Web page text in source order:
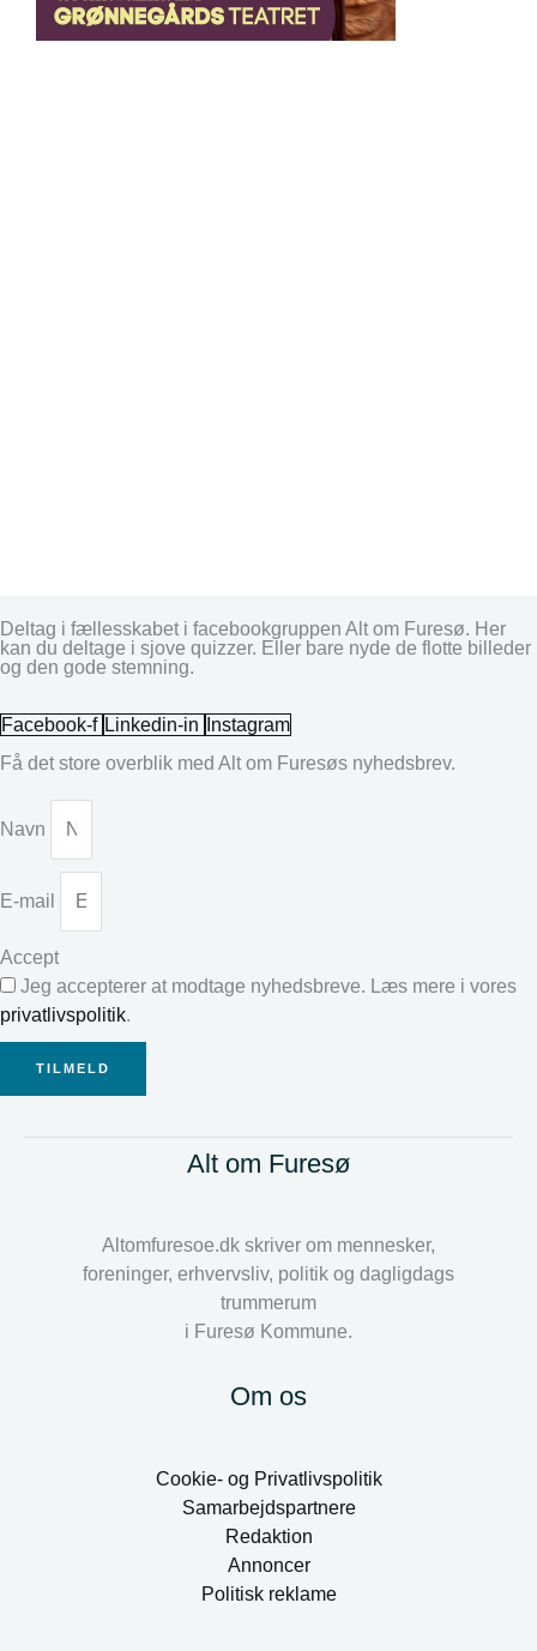
Deltag i fællesskabet i facebookgruppen Alt om Furesø. Her
kan du deltage i sjove quizzer. Eller bare nyde de flotte billeder
og den gode stemning.
Facebook-f Linkedin-in
Instagram
Få det store overblik med Alt om Furesøs nyhedsbrev.
Navn
E-mail
Accept
Jeg accepterer at modtage nyhedsbreve. Læs mere i vores
privatlivspolitik.
TILMELD
Alt om Furesø
Altomfuresoe.dk skriver om mennesker,
foreninger, erhvervsliv, politik og dagligdags
trummerum
i Furesø Kommune.
Om os
Cookie- og Privatlivspolitik
Samarbejdspartnere
Redaktion
Annoncer
Politisk reklame